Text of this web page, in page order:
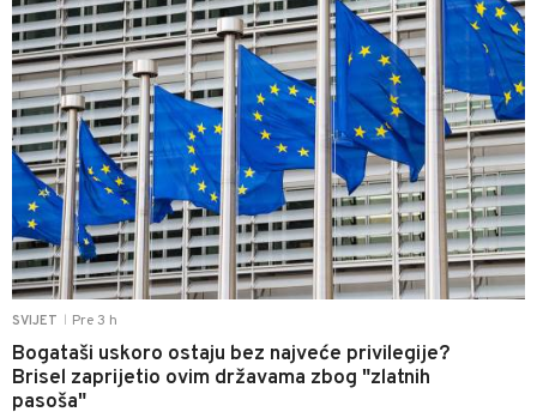
SVIJET Pre 3 h
Bogataši uskoro ostaju bez najveće privilegije?
Brisel zaprijetio ovim državama zbog "zlatnih
pasoša"